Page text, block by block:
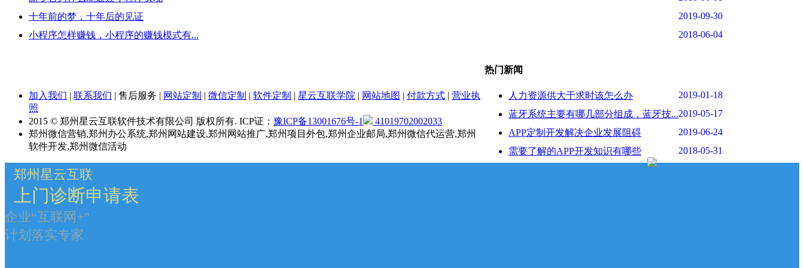
十年前的梦，十年后的见证
2019-09-30
小程序怎样赚钱，小程序的赚钱模式有...
2018-06-04
热门新闻
人力资源供大于求时该怎么办
2019-01-18
蓝牙系统主要有哪几部分组成，蓝牙技...2019-05-17
APP定制开发解决企业发展阻碍
2019-06-24
需要了解的APP开发知识有哪些
2018-05-31
加入我们 | 联系我们 | 售后服务 | 网站定制 | 微信定制 | 软件定制 | 星云互联学院 | 网站地图 | 付款方式 | 营业执
照
2015 © 郑州星云互联软件技术有限公司 版权所有. ICP证： 豫ICP备13001676号-1
41019702002033
郑州微信营销,郑州办公系统,郑州网站建设,郑州网站推广,郑州项目外包,郑州企业邮局,郑州微信代运营,郑州
软件开发,郑州微信活动
郑州星云互联
上门诊断申请表
企业“互联网+”
计划落实专家